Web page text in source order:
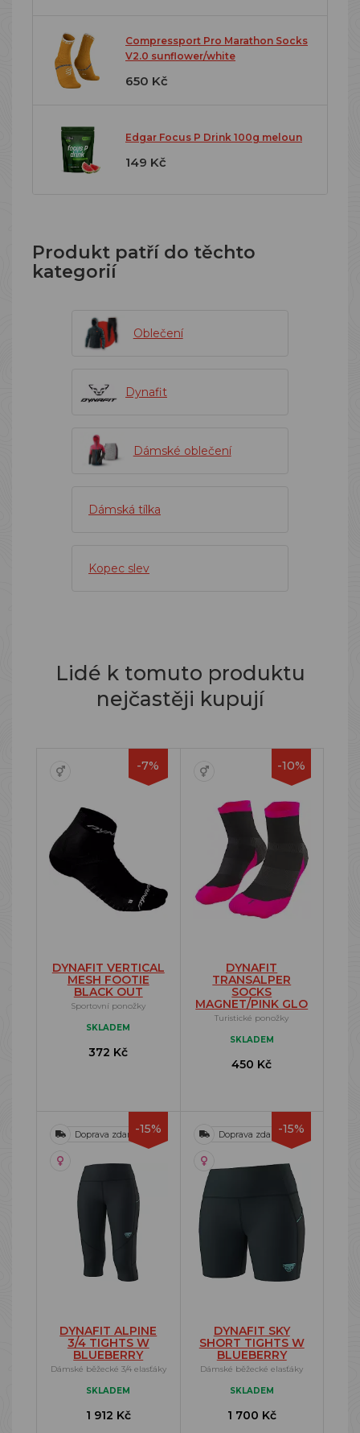
Compressport Pro Marathon Socks
V2.0 sunflower/white
650 Kč
Edgar Focus P Drink 100g meloun
149 Kč
Produkt patří do těchto
kategorií
Oblečení
Dynafit
Dámské oblečení
Dámská tílka
Kopec slev
Lidé k tomuto produktu
nejčastěji kupují
-7%
DYNAFIT VERTICAL
MESH FOOTIE
BLACK OUT
Sportovní ponožky
SKLADEM
372 Kč
-10%
DYNAFIT
TRANSALPER
SOCKS
MAGNET/PINK GLO
Turistické ponožky
SKLADEM
450 Kč
-15%
Doprava zdarma
DYNAFIT ALPINE
3/4 TIGHTS W
BLUEBERRY
Dámské běžecké 3/4 elasťáky
SKLADEM
1 912 Kč
-15%
Doprava zdarma
DYNAFIT SKY
SHORT TIGHTS W
BLUEBERRY
Dámské běžecké elasťáky
SKLADEM
1 700 Kč